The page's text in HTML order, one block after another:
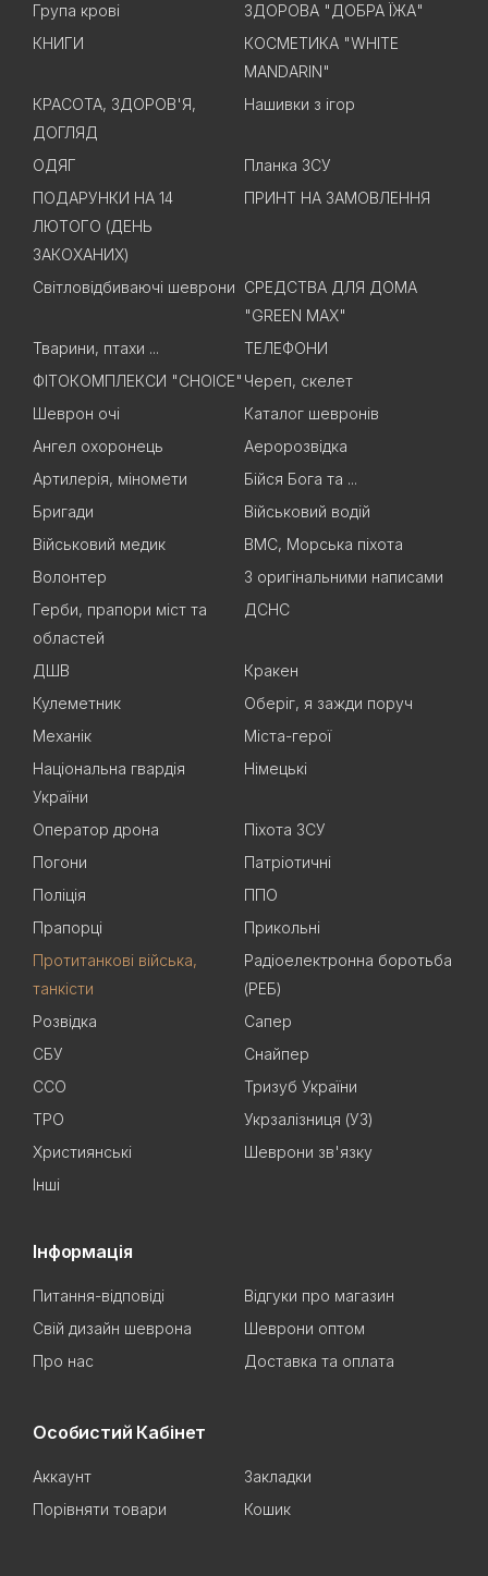
Група крові
ЗДОРОВА "ДОБРА ЇЖА"
КНИГИ
КОСМЕТИКА "WHITE
MANDARIN"
КРАСОТА, ЗДОРОВ'Я,
ДОГЛЯД
Нашивки з ігор
ОДЯГ
Планка ЗСУ
ПОДАРУНКИ НА 14
ЛЮТОГО (ДЕНЬ
ЗАКОХАНИХ)
ПРИНТ НА ЗАМОВЛЕННЯ
Світловідбиваючі шеврони СРЕДСТВА ДЛЯ ДОМА
"GREEN MAX"
Тварини, птахи ...
ТЕЛЕФОНИ
ФІТОКОМПЛЕКСИ "CHOICE" Череп, скелет
Шеврон очі
Каталог шевронів
Ангел охоронець
Аеророзвідка
Артилерія, міномети
Бійся Бога та ...
Бригади
Військовий водій
Військовий медик
ВМС, Морська піхота
Волонтер
З оригінальними написами
Герби, прапори міст та
областей
ДСНС
ДШВ
Кракен
Кулеметник
Оберіг, я зажди поруч
Механік
Міста-герої
Національна гвардія
України
Німецькі
Оператор дрона
Піхота ЗСУ
Погони
Патріотичні
Поліція
ППО
Прапорці
Прикольні
Протитанкові війська,
танкісти
Радіоелектронна боротьба
(РЕБ)
Розвідка
Сапер
СБУ
Снайпер
ССО
Тризуб України
ТРО
Укрзалізниця (УЗ)
Християнські
Шеврони зв'язку
Інші
Інформація
Питання-відповіді
Відгуки про магазин
Свій дизайн шеврона
Шеврони оптом
Про нас
Доставка та оплата
Особистий Кабінет
Аккаунт
Закладки
Порівняти товари
Кошик